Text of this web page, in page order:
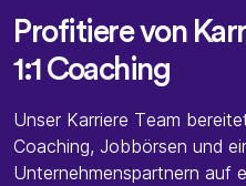
Profitiere von
1:1 Coaching
Unser Karriere Team
Coaching, Jobbörsen und
Unternehmenspartnern auf